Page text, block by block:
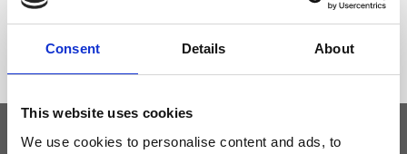
Consent Details About
This website uses cookies
We use cookies to personalise content and ads, to
28 x 19 x 13cm (l x a x p)